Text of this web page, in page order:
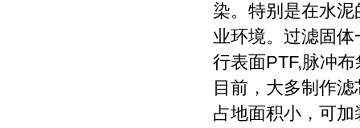
染。特别是在水
业环境。过滤固体
行表面PTF,脉冲
目前，大多制作
占地面积小，可